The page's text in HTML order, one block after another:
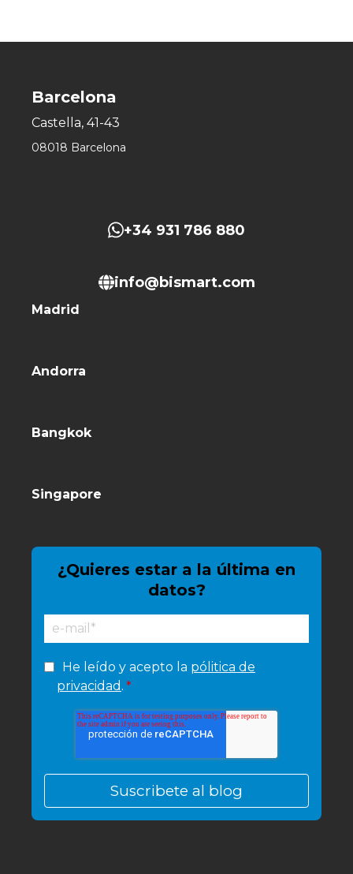
Barcelona
Castella, 41-43
08018 Barcelona
+34 931 786 880
info@bismart.com
Madrid
Andorra
Bangkok
Singapore
¿Quieres estar a la última en
datos?
He leído y acepto la pólitica de
privacidad . *